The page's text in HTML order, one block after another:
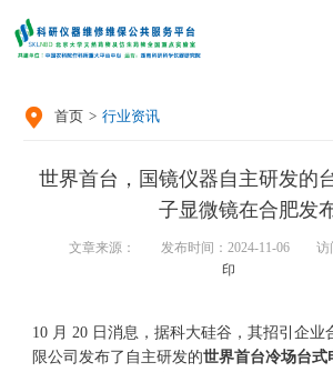
 首页 > 行业资讯
世界首台，国镜仪器自主研发的
子显微镜在合肥发
文章来源： 发布时间：2024-11-06 访
印
10 月 20 日消息，据科大硅谷，其招引企业
限公司发布了自主研发的世界首台冷场台式